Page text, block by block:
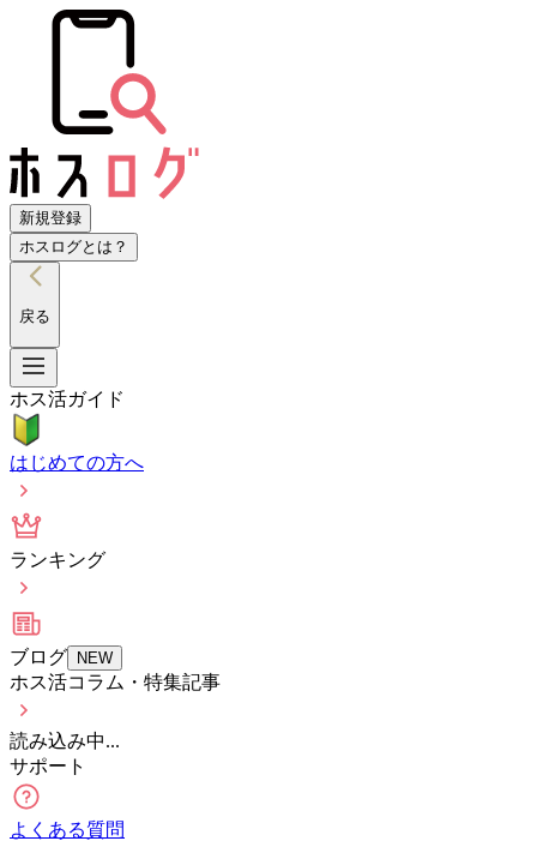
新規登録
ホスログとは？
戻る
ホス活ガイド
はじめての方へ
ランキング
ブログ NEW
ホス活コラム・特集記事
読み込み中...
サポート
よくある質問